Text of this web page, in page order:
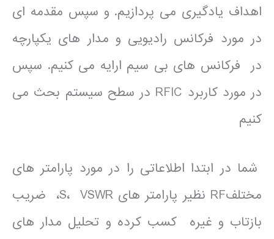
اهداف یادگیری می پردازیم. و سپس مقدمه ای
در مورد فرکانس رادیویی و مدار های یکپارچه
در فرکانس های بی سیم ارایه می کنیم. سپس
در مورد کاربرد RFIC در سطح سیستم بحث می
کنیم
شما در ابتدا اطلاعاتی را در مورد پارامتر های
مختلفRF نظیر پارامتر های S، VSWR، ضریب
بازتاب و غیره کسب کرده و تحلیل مدار های